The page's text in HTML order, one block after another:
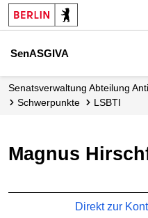
SenASGIVA
Senats­verwaltung Abteilung
Schwerpunkte
LSBTI
Magnus
Direkt zur